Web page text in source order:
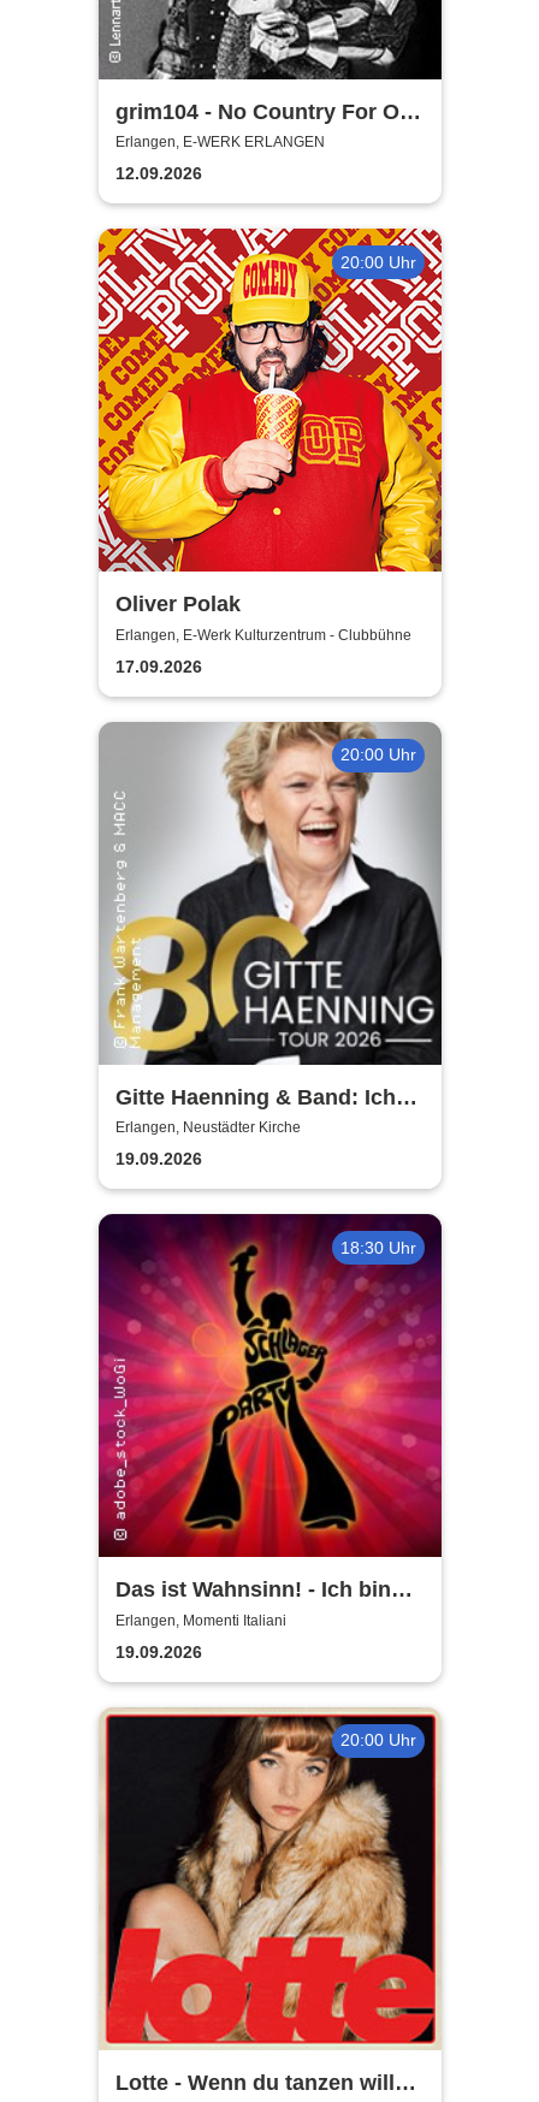
grim104 - No Country For Old
Grim Tour 2026
Erlangen, E-WERK ERLANGEN
12.09.2026
20:00 Uhr
Oliver Polak
Erlangen, E-Werk Kulturzentrum - Clubbühne
17.09.2026
20:00 Uhr
Gitte Haenning & Band: Ich
bin Stark - 80 Jahre Gitte
Haenning
Erlangen, Neustädter Kirche
19.09.2026
18:30 Uhr
Das ist Wahnsinn! - Ich bin
geboren um dich zu lieben!
Erlangen, Momenti Italiani
19.09.2026
20:00 Uhr
Lotte - Wenn du tanzen willst